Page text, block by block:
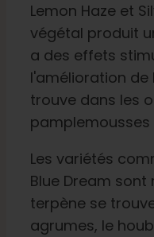
Lemon Haze et
végétal produit
a des effets
l'amélioration de
trouve dans les
pamplemousses
Les variétés
Blue Dream sont
terpène se
agrumes, le